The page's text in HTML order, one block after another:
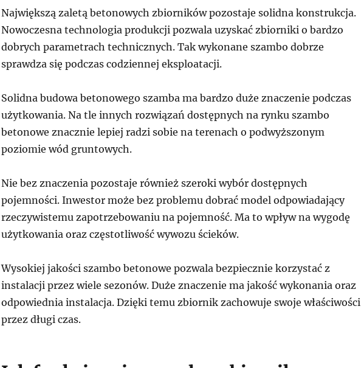
Największą zaletą betonowych zbiorników pozostaje solidna konstrukcja.
Nowoczesna technologia produkcji pozwala uzyskać zbiorniki o bardzo
dobrych parametrach technicznych. Tak wykonane szambo dobrze
sprawdza się podczas codziennej eksploatacji.
Solidna budowa betonowego szamba ma bardzo duże znaczenie podczas
użytkowania. Na tle innych rozwiązań dostępnych na rynku szambo
betonowe znacznie lepiej radzi sobie na terenach o podwyższonym
poziomie wód gruntowych.
Nie bez znaczenia pozostaje również szeroki wybór dostępnych
pojemności. Inwestor może bez problemu dobrać model odpowiadający
rzeczywistemu zapotrzebowaniu na pojemność. Ma to wpływ na wygodę
użytkowania oraz częstotliwość wywozu ścieków.
Wysokiej jakości szambo betonowe pozwala bezpiecznie korzystać z
instalacji przez wiele sezonów. Duże znaczenie ma jakość wykonania oraz
odpowiednia instalacja. Dzięki temu zbiornik zachowuje swoje właściwości
przez długi czas.